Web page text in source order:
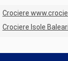
Crociere
Crociere Isole Baleari